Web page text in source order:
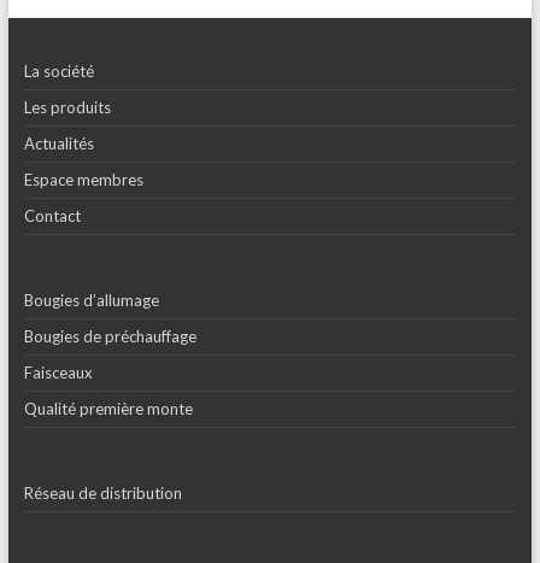
La société
Les produits
Actualités
Espace membres
Contact
Bougies d’allumage
Bougies de préchauffage
Faisceaux
Qualité première monte
Réseau de distribution